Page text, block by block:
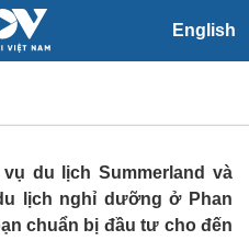
English
Xã hội
Tin 24h
du lịch, nghỉ
du lịch Summerland và
lịch nghỉ dưỡng ở Phan
chuẩn bị đầu tư cho đến